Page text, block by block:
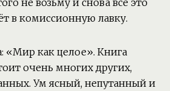
в комиссионную лавку.
«Мир как целое». Книга
очень многих других,
Ум ясный, непутанный и